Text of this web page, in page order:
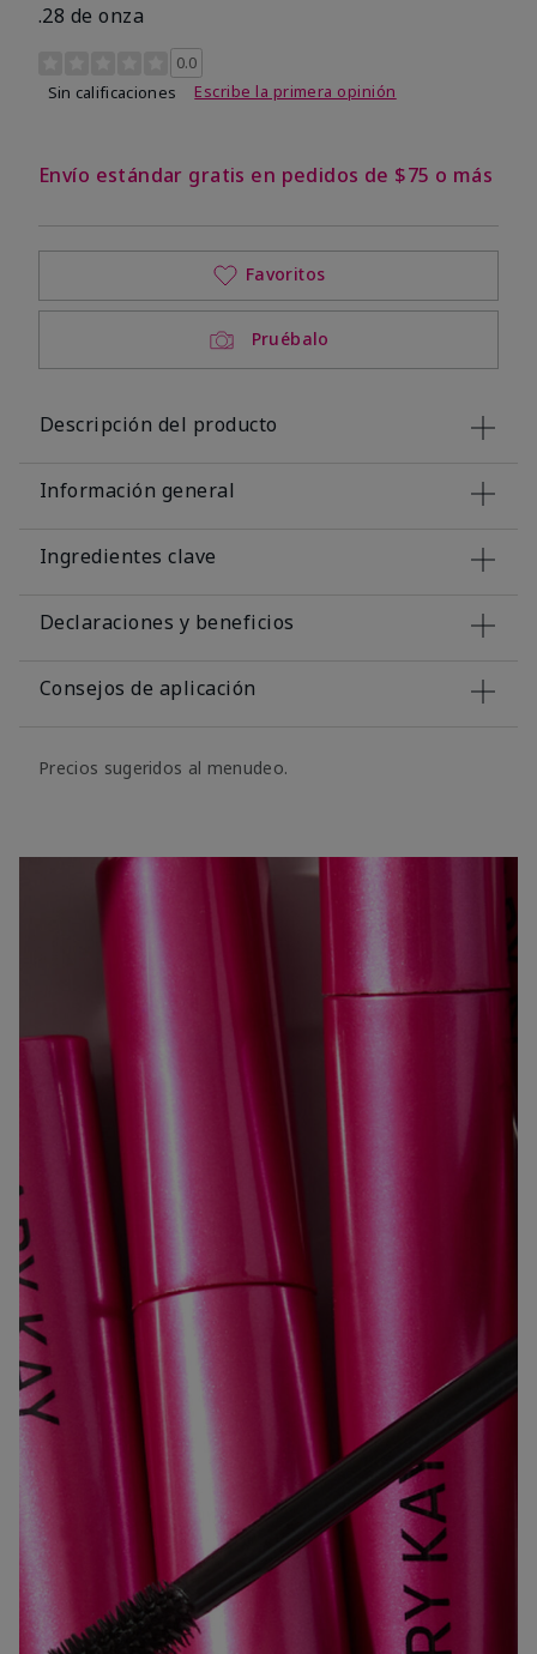
.28 de onza
Calificación de clientes de 3,4 de 5
0.0
Sin calificaciones
Escribe la primera opinión
Envío estándar gratis en pedidos de $75 o más
Pruébalo
Favoritos
Descripción del producto
Información general
Ingredientes clave
Declaraciones y beneficios
Consejos de aplicación
Precios sugeridos al menudeo.